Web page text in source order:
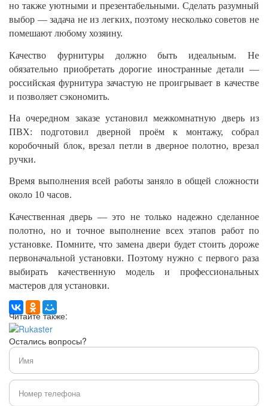
но также уютными и презентабельными. Сделать разумный
выбор — задача не из легких, поэтому несколько советов не
помешают любому хозяину.
Качество фурнитуры должно быть идеальным. Не
обязательно приобретать дорогие иностранные детали —
российская фурнитура зачастую не проигрывает в качестве
и позволяет сэкономить.
На очередном заказе установил межкомнатную дверь из
ПВХ: подготовил дверной проём к монтажу, собрал
коробочный блок, врезал петли в дверное полотно, врезал
ручки.
Время выполнения всей работы заняло в общей сложности
около 10 часов.
Качественная дверь — это не только надежно сделанное
полотно, но и точное выполнение всех этапов работ по
установке. Помните, что замена двери будет стоить дороже
первоначальной установки. Поэтому нужно с первого раза
выбирать качественную модель и профессиональных
мастеров для установки.
Читайте также:
Остались вопросы?